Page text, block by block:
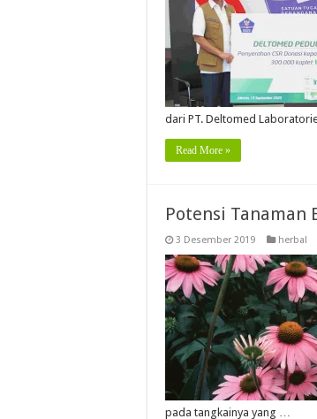
dari PT. Deltomed
Read More »
Potensi Tanaman
3 Desember 2019 herbal
pada tangkainya yang …